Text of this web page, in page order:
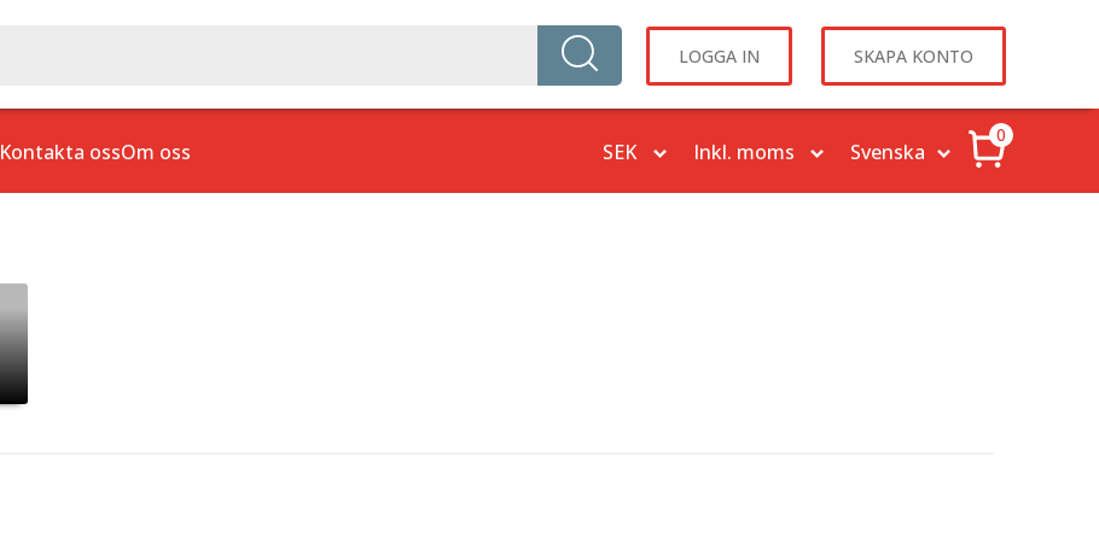
LOGGA IN SKAPA KONTO
Kontakta ossOm oss
0